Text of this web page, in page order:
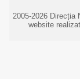
2005-2026 Direcția
website